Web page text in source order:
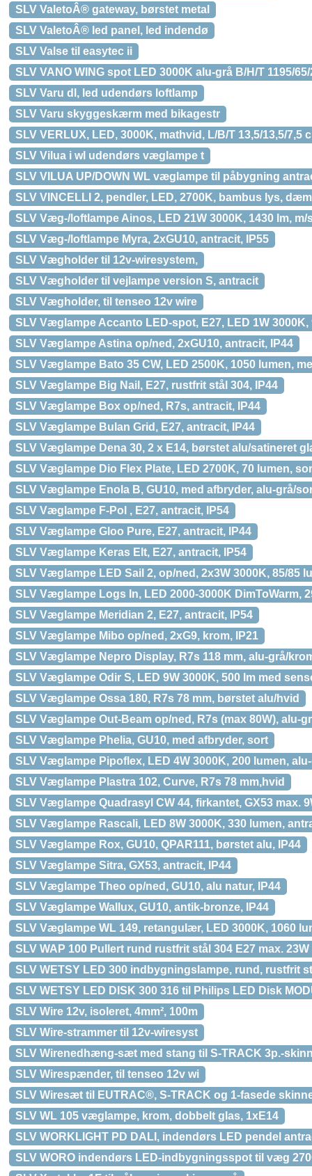
SLV ValetoÂ® gateway, børstet metal
SLV ValetoÂ® led panel, led indendø
SLV Valse til easytec ii
SLV VANO WING spot LED 3000K alu-grå B/H/T 1195/
SLV Varu dl, led udendørs loftlamp
SLV Varu skyggeskærm med bikagestr
SLV VERLUX, LED, 3000K, mathvid, L/B/T 13,5/13,5/7,5
SLV Vilua i wl udendørs væglampe t
SLV VILUA UP/DOWN WL væglampe til påbygning
SLV VINCELLI 2, pendler, LED, 2700K, bambus lys,
SLV Væg-/loftlampe Ainos, LED 21W 3000K, 1430 lm,
SLV Væg-/loftlampe Myra, 2xGU10, antracit, IP55
SLV Vægholder til 12v-wiresystem,
SLV Vægholder til vejlampe version S, antracit
SLV Vægholder, til tenseo 12v wire
SLV Væglampe Accanto LED-spot, E27, LED 1W
SLV Væglampe Astina op/ned, 2xGU10, antracit, IP44
SLV Væglampe Bato 35 CW, LED 2500K, 1050 lumen,
SLV Væglampe Big Nail, E27, rustfrit stål 304, IP44
SLV Væglampe Box op/ned, R7s, antracit, IP44
SLV Væglampe Bulan Grid, E27, antracit, IP44
SLV Væglampe Dena 30, 2 x E14, børstet alu/satineret
SLV Væglampe Dio Flex Plate, LED 2700K, 70 lumen,
SLV Væglampe Enola B, GU10, med afbryder, alu-grå/
SLV Væglampe F-Pol , E27, antracit, IP54
SLV Væglampe Gloo Pure, E27, antracit, IP44
SLV Væglampe Keras Elt, E27, antracit, IP54
SLV Væglampe LED Sail 2, op/ned, 2x3W 3000K, 85/85
SLV Væglampe Logs In, LED 2000-3000K DimToWarm,
SLV Væglampe Meridian 2, E27, antracit, IP54
SLV Væglampe Mibo op/ned, 2xG9, krom, IP21
SLV Væglampe Nepro Display, R7s 118 mm, alu-grå/
SLV Væglampe Odir S, LED 9W 3000K, 500 lm med
SLV Væglampe Ossa 180, R7s 78 mm, børstet alu/hvid
SLV Væglampe Out-Beam op/ned, R7s (max 80W), alu-
SLV Væglampe Phelia, GU10, med afbryder, sort
SLV Væglampe Pipoflex, LED 4W 3000K, 200 lumen,
SLV Væglampe Plastra 102, Curve, R7s 78 mm,hvid
SLV Væglampe Quadrasyl CW 44, firkantet, GX53 max.
SLV Væglampe Rascali, LED 8W 3000K, 330 lumen,
SLV Væglampe Rox, GU10, QPAR111, børstet alu, IP44
SLV Væglampe Sitra, GX53, antracit, IP44
SLV Væglampe Theo op/ned, GU10, alu natur, IP44
SLV Væglampe Wallux, GU10, antik-bronze, IP44
SLV Væglampe WL 149, retangulær, LED 3000K, 1060
SLV WAP 100 Pullert rund rustfrit stål 304 E27 max. 23W
SLV WETSY LED 300 indbygningslampe, rund, rustfrit
SLV WETSY LED DISK 300 316 til Philips LED Disk
SLV Wire 12v, isoleret, 4mm², 100m
SLV Wire-strammer til 12v-wiresyst
SLV Wirenedhæng-sæt med stang til S-TRACK 3p.-
SLV Wirespænder, til tenseo 12v wi
SLV Wiresæt til EUTRAC®, S-TRACK og 1-fasede
SLV WL 105 væglampe, krom, dobbelt glas, 1xE14
SLV WORKLIGHT PD DALI, indendørs LED pendel
SLV WORO indendørs LED-indbygningsspot til væg